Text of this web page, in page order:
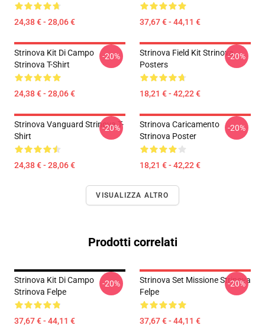
24,38 € - 28,06 € 37,67 € - 44,11 €
Strinova Kit Di Campo
Strinova T-Shirt
24,38 € - 28,06 €
-20%
Strinova Field Kit Strinova
Posters
18,21 € - 42,22 €
-20%
Strinova Vanguard Strinova T-
Shirt
24,38 € - 28,06 €
-20%
Strinova Caricamento
Strinova Poster
18,21 € - 42,22 €
-20%
VISUALIZZA ALTRO
Prodotti correlati
Strinova Kit Di Campo
Strinova Felpe
37,67 € - 44,11 €
-20%
Strinova Set Missione Strinova
Felpe
37,67 € - 44,11 €
-20%